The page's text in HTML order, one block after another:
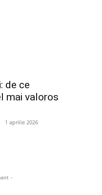
de ce
mai valoros
1 aprilie 2026
-